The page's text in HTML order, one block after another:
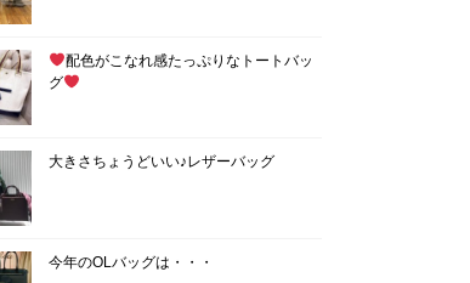
配色がこなれ感たっぷりなトートバッ
グ
大きさちょうどいい♪レザーバッグ
今年のOLバッグは・・・